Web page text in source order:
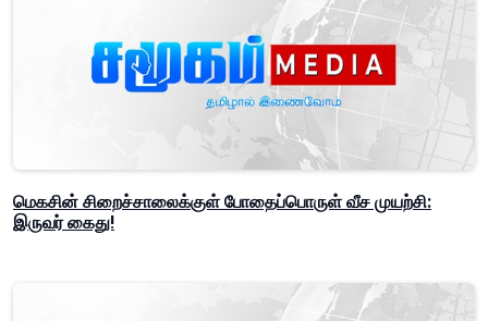
மெகசின் சிறைச்சாலைக்குள் போதைப்பொருள் வீச முயற்சி:
இருவர் கைது!